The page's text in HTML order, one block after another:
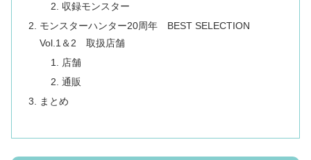
収録モンスター
モンスターハンター20周年 BEST SELECTION
Vol.1＆2 取扱店舗
店舗
通販
まとめ